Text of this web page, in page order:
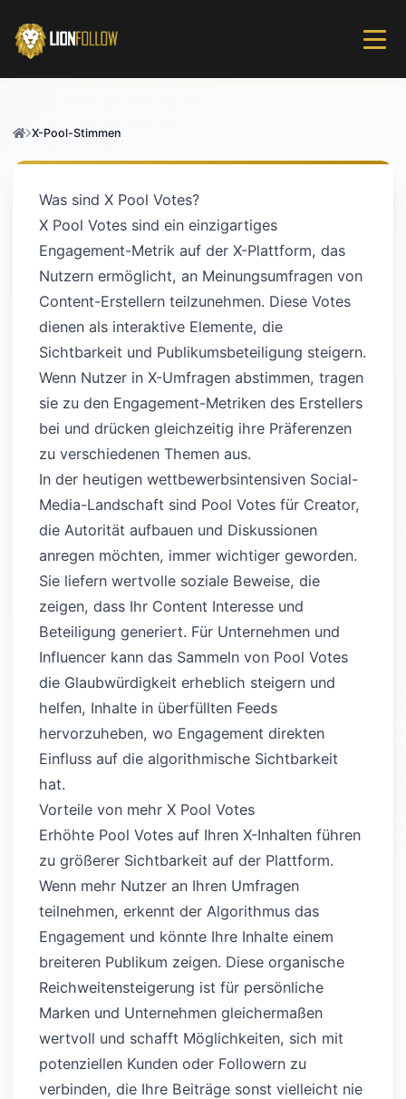
X-Pool-Stimmen
Was sind X Pool Votes?
X Pool Votes sind ein einzigartiges
Engagement-Metrik auf der X-Plattform, das
Nutzern ermöglicht, an Meinungsumfragen von
Content-Erstellern teilzunehmen. Diese Votes
dienen als interaktive Elemente, die
Sichtbarkeit und Publikumsbeteiligung steigern.
Wenn Nutzer in X-Umfragen abstimmen, tragen
sie zu den Engagement-Metriken des Erstellers
bei und drücken gleichzeitig ihre Präferenzen
zu verschiedenen Themen aus.
In der heutigen wettbewerbsintensiven Social-
Media-Landschaft sind Pool Votes für Creator,
die Autorität aufbauen und Diskussionen
anregen möchten, immer wichtiger geworden.
Sie liefern wertvolle soziale Beweise, die
zeigen, dass Ihr Content Interesse und
Beteiligung generiert. Für Unternehmen und
Influencer kann das Sammeln von Pool Votes
die Glaubwürdigkeit erheblich steigern und
helfen, Inhalte in überfüllten Feeds
hervorzuheben, wo Engagement direkten
Einfluss auf die algorithmische Sichtbarkeit
hat.
Vorteile von mehr X Pool Votes
Erhöhte Pool Votes auf Ihren X-Inhalten führen
zu größerer Sichtbarkeit auf der Plattform.
Wenn mehr Nutzer an Ihren Umfragen
teilnehmen, erkennt der Algorithmus das
Engagement und könnte Ihre Inhalte einem
breiteren Publikum zeigen. Diese organische
Reichweitensteigerung ist für persönliche
Marken und Unternehmen gleichermaßen
wertvoll und schafft Möglichkeiten, sich mit
potenziellen Kunden oder Followern zu
verbinden, die Ihre Beiträge sonst vielleicht nie